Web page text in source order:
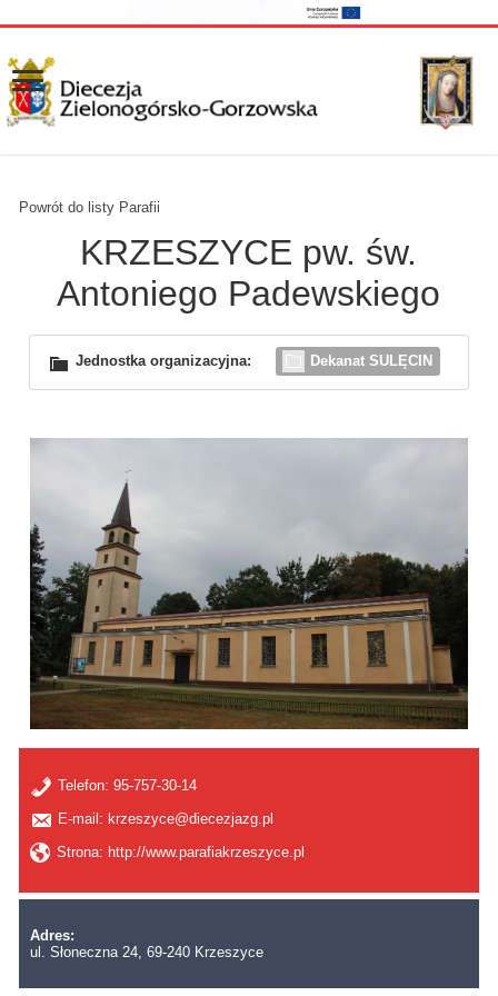
Powrót do listy Parafii
KRZESZYCE pw. św.
Antoniego Padewskiego
Jednostka organizacyjna: Dekanat SULĘCIN
Telefon:95-757-30-14
E-mail: krzeszyce@diecezjazg.pl
Strona: http://www.parafiakrzeszyce.pl
Adres:
ul. Słoneczna 24, 69-240 Krzeszyce